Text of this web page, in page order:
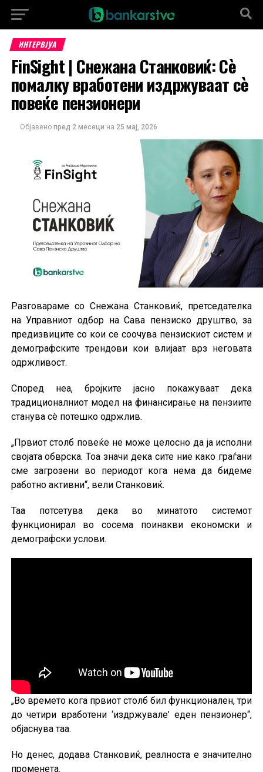
ИНТЕРВЈУА
FinSight | Снежана Станковиќ: Сè
помалку вработени издржуваат сè
повеќе пензионери
Објавено пред 2 месеци на 25 мај, 2026
Разговараме со Снежана Станковиќ, претседателка
на Управниот одбор на Сава пензиско друштво, за
предизвиците со кои се соочува пензискиот систем и
демографските трендови кои влијаат врз неговата
одржливост.
Според неа, бројките јасно покажуваат дека
традиционалниот модел на финансирање на пензиите
станува сè потешко одржлив.
„Првиот столб повеќе не може целосно да ја исполни
својата обврска. Тоа значи дека сите ние како граѓани
сме загрозени во периодот кога нема да бидеме
работно активни“, вели Станковиќ.
Таа потсетува дека во минатото системот
функционирал во сосема поинакви економски и
демографски услови.
„Во времето кога првиот столб бил функционален, три
до четири вработени ‘издржувале’ еден пензионер“,
објаснува таа.
Но денес, додава Станковиќ, реалноста е значително
променета.